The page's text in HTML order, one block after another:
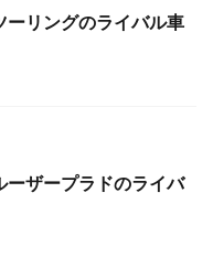
ーリングのライバル車
ーザープラドのライバ